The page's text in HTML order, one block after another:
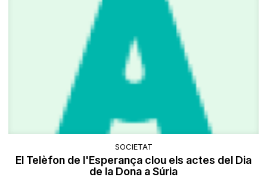
SOCIETAT
El Telèfon de l'Esperança clou els actes del Dia
de la Dona a Súria